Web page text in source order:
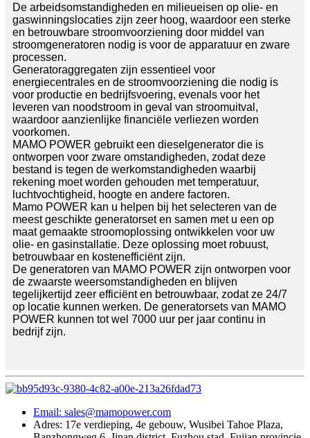
De arbeidsomstandigheden en milieueisen op olie- en
gaswinningslocaties zijn zeer hoog, waardoor een sterke
en betrouwbare stroomvoorziening door middel van
stroomgeneratoren nodig is voor de apparatuur en zware
processen.
Generatoraggregaten zijn essentieel voor
energiecentrales en de stroomvoorziening die nodig is
voor productie en bedrijfsvoering, evenals voor het
leveren van noodstroom in geval van stroomuitval,
waardoor aanzienlijke financiële verliezen worden
voorkomen.
MAMO POWER gebruikt een dieselgenerator die is
ontworpen voor zware omstandigheden, zodat deze
bestand is tegen de werkomstandigheden waarbij
rekening moet worden gehouden met temperatuur,
luchtvochtigheid, hoogte en andere factoren.
Mamo POWER kan u helpen bij het selecteren van de
meest geschikte generatorset en samen met u een op
maat gemaakte stroomoplossing ontwikkelen voor uw
olie- en gasinstallatie. Deze oplossing moet robuust,
betrouwbaar en kostenefficiënt zijn.
De generatoren van MAMO POWER zijn ontworpen voor
de zwaarste weersomstandigheden en blijven
tegelijkertijd zeer efficiënt en betrouwbaar, zodat ze 24/7
op locatie kunnen werken. De generatorsets van MAMO
POWER kunnen tot wel 7000 uur per jaar continu in
bedrijf zijn.
Email: sales@mamopower.com
Adres: 17e verdieping, 4e gebouw, Wusibei Tahoe Plaza,